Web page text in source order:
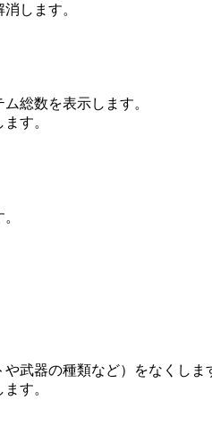
します。
総数を表示します。
す。
武器の種類など）をなくしま
す。